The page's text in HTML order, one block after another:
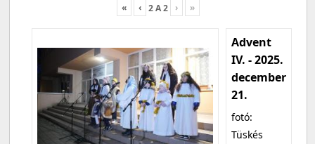
« ‹ 2A2 › »
Advent
IV. - 2025.
december
21.
fotó:
Tüskés